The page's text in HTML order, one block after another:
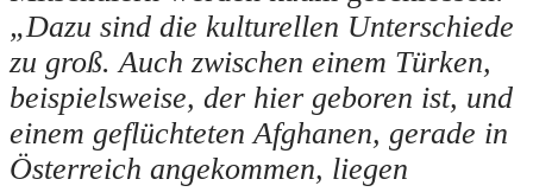
„Dazu sind die kulturellen Unterschiede
zu groß. Auch zwischen einem Türken,
beispielsweise, der hier geboren ist, und
einem geflüchteten Afghanen, gerade in
Österreich angekommen, liegen